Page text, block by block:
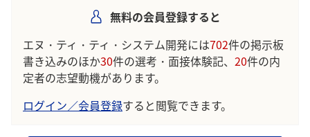
無料の会員登録すると
エヌ・ティ・ティ・システム開発には702件の掲示板
書き込みのほか30件の選考・面接体験記、 20件の内
定者の志望動機があります。
ログイン／会員登録すると閲覧できます。